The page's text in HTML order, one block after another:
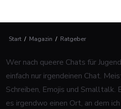
Start / Magazin / Ratgeber
Wer nach queere Chats für
einfach nur irgendeinen Chat.
Schreiben, Emojis und Smalltalk.
es irgendwo einen Ort, an dem